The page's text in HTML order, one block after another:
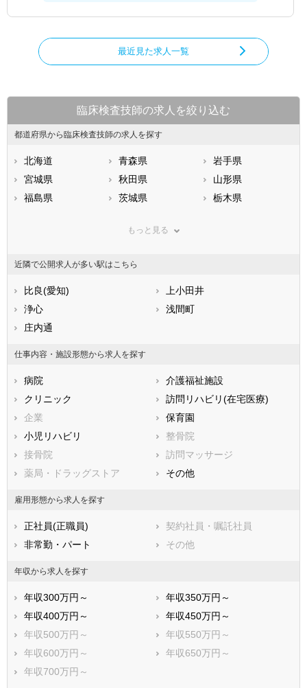
最近見た求人一覧
臨床検査技師の求人を絞り込む
都道府県から臨床検査技師の求人を探す
北海道 青森県
岩手県
宮城県
秋田県
山形県
福島県
茨城県
栃木県
神奈川県
石川県
福井県
静岡県
滋賀県
兵庫県
香川県
高知県
福岡県
長崎県
熊本県
鹿児島県
もっと見る
近隣で公開求人が多い駅はこちら
比良(愛知)
上小田井
浄心
浅間町
庄内通
仕事内容・施設形態から求人を探す
病院
介護福祉施設
クリニック
訪問リハビリ(在宅医療)
企業
保育園
小児リハビリ
整骨院
接骨院
訪問マッサージ
薬局・ドラッグストア
その他
雇用形態から求人を探す
正社員(正職員)
契約社員・嘱託社員
非常勤・パート
その他
年収から求人を探す
年収300万円～
年収350万円～
年収400万円～
年収450万円～
年収500万円～
年収550万円～
年収600万円～
年収650万円～
年収700万円～